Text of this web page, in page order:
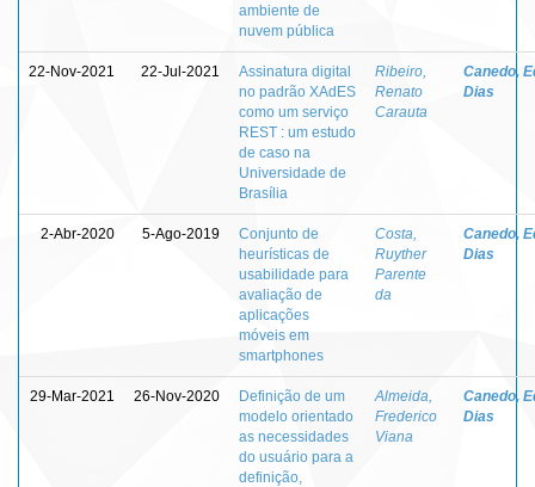
ambiente de
nuvem pública
22-Nov-2021 22-Jul-2021
Assinatura digital
no padrão XAdES
como um serviço
REST : um estudo
de caso na
Universidade de
Brasília
Ribeiro,
Renato
Carauta
Canedo,
Dias
2-Abr-2020 5-Ago-2019
Conjunto de
heurísticas de
usabilidade para
avaliação de
aplicações
móveis em
smartphones
Costa,
Ruyther
Parente
da
Canedo,
Dias
29-Mar-2021 26-Nov-2020
Definição de um
modelo orientado
as necessidades
do usuário para a
definição,
Almeida,
Frederico
Viana
Canedo,
Dias